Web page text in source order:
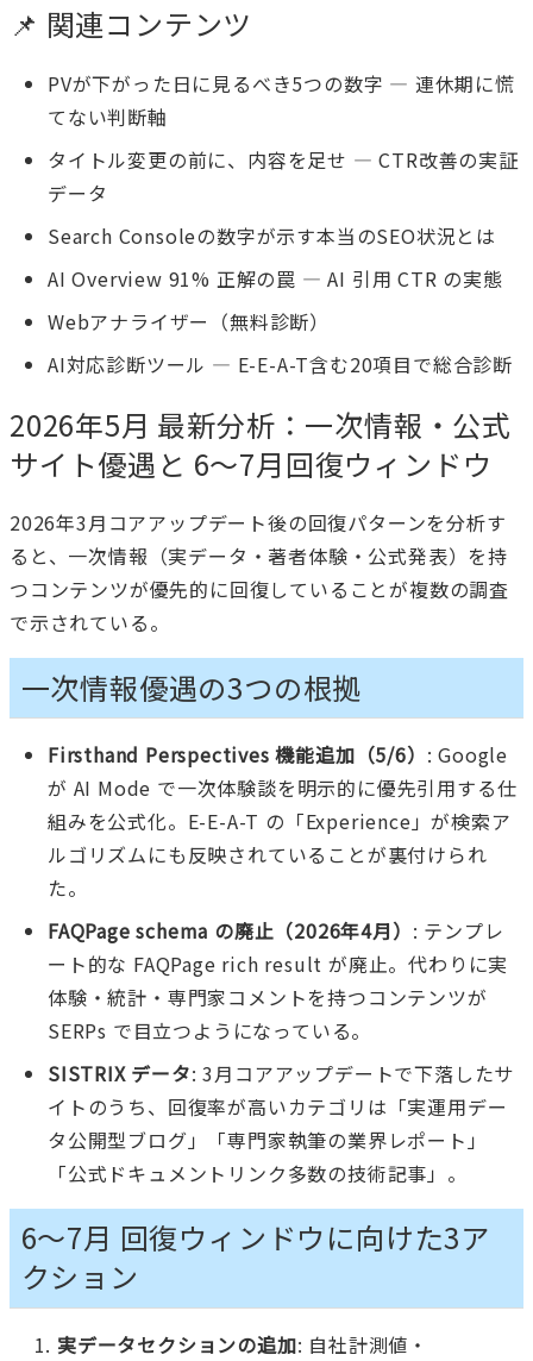
📌 関連コンテンツ
PVが下がった日に見るべき5つの数字 — 連休期に慌
てない判断軸
タイトル変更の前に、内容を足せ — CTR改善の実証
データ
Search Consoleの数字が示す本当のSEO状況とは
AI Overview 91% 正解の罠 — AI 引用 CTR の実態
Webアナライザー（無料診断）
AI対応診断ツール — E-E-A-T含む20項目で総合診断
2026年5月 最新分析：一次情報・公式
サイト優遇と 6〜7月回復ウィンドウ
2026年3月コアアップデート後の回復パターンを分析す
ると、一次情報（実データ・著者体験・公式発表）を持
つコンテンツが優先的に回復していることが複数の調査
で示されている。
一次情報優遇の3つの根拠
Firsthand Perspectives 機能追加（5/6） : Google
が AI Mode で一次体験談を明示的に優先引用する仕
組みを公式化。E-E-A-T の「Experience」が検索ア
ルゴリズムにも反映されていることが裏付けられ
た。
FAQPage schema の廃止（2026年4月） : テンプレ
ート的な FAQPage rich result が廃止。代わりに実
体験・統計・専門家コメントを持つコンテンツが
SERPs で目立つようになっている。
SISTRIX データ: 3月コアアップデートで下落したサ
イトのうち、回復率が高いカテゴリは「実運用デー
タ公開型ブログ」「専門家執筆の業界レポート」
「公式ドキュメントリンク多数の技術記事」。
6〜7月 回復ウィンドウに向けた3ア
クション
実データセクションの追加: 自社計測値・